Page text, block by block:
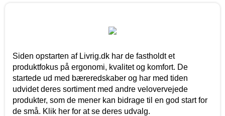
Siden opstarten af Livrig.dk har de fastholdt et
produktfokus på ergonomi, kvalitet og komfort. De
startede ud med bæreredskaber og har med tiden
udvidet deres sortiment med andre velovervejede
produkter, som de mener kan bidrage til en god start for
de små. Klik her for at se deres udvalg.